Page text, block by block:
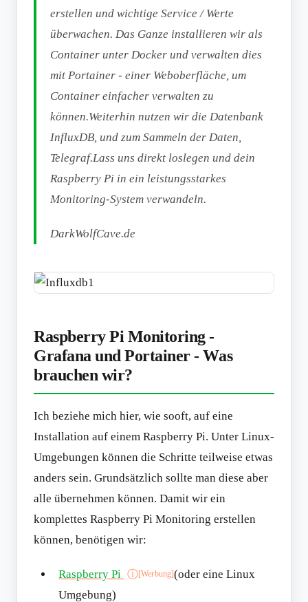
erstellen und wichtige Service / Werte
überwachen. Das Ganze installieren wir als
Container unter Docker und verwalten dies
mit Portainer - einer Weboberfläche, um
Container einfacher verwalten zu
können.Weiterhin nutzen wir die Datenbank
InfluxDB, und zum Sammeln der Daten,
Telegraf.Lass uns direkt loslegen und dein
Raspberry Pi in ein leistungsstarkes
Monitoring-System verwandeln.
DarkWolfCave.de
Raspberry Pi Monitoring -
Grafana und Portainer - Was
brauchen wir?
Ich beziehe mich hier, wie sooft, auf eine
Installation auf einem Raspberry Pi. Unter Linux-
Umgebungen können die Schritte teilweise etwas
anders sein. Grundsätzlich sollte man diese aber
alle übernehmen können. Damit wir ein
komplettes Raspberry Pi Monitoring erstellen
können, benötigen wir:
Raspberry Pi ⓘ[Werbung](oder eine Linux
Umgebung)